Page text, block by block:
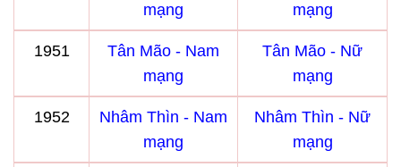
mạng mạng
1951
Tân Mão - Nam
mạng
Tân Mão - Nữ
mạng
1952
Nhâm Thìn - Nam
mạng
Nhâm Thìn - Nữ
mạng